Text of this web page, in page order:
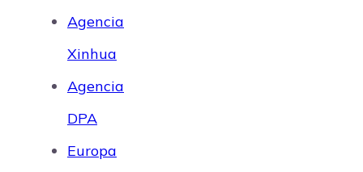
Agencia
Xinhua
Agencia
DPA
Europa